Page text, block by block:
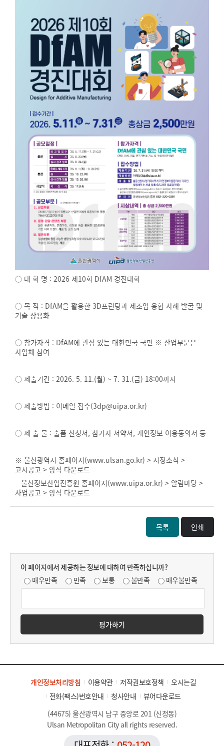
○ 대 회 명 : 2026 제10회 DfAM 경진대회
○ 목 적 : DfAM을 활용한 3D프린팅과 제조업 융합 사례 발굴 및
기술 상용화
○ 참가자격 : DfAM에 관심 있는 대한민국 국민 ※ 산업부문은
사업체 참여
○ 제출기간 : 2026. 5. 11.(월) ~ 7. 31.(금) 18:00까지
○ 제출방법 : 이메일 접수(3dp@uipa.or.kr)
○ 제 출 물 : 출품 신청서, 참가자 서약서, 개인정보 이용동의서 등
※ 울산광역시 홈페이지(www.ulsan.go.kr) > 시정소식 >
고시공고 > 양식 다운로드
울산정보산업진흥원 홈페이지(www.uipa.or.kr) > 알림마당 >
사업공고 > 양식 다운로드
목록 인쇄
이 페이지에서 제공하는 정보에 대하여 만족하십니까?
매우만족
만족 보통 불만족 매우불만족
평가하기
개인정보처리방침 이용약관 저작권보호정책
오시는길
전화(팩스)번호안내
청사안내
뷰어다운로드
(44675) 울산광역시 남구 중앙로 201 (신정동)
Ulsan Metropolitan City all rights reserved.